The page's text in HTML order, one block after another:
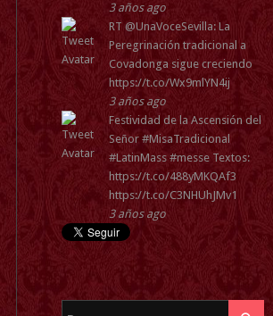
3 años ago
RT @UnaVoceSevilla: La
Peregrinación tradicional a
Covadonga sigue creciendo
https://t.co/Wx9mlYN4ij
3 años ago
Festividad de la Ascensión del
Señor #MisaTradicional
#LatinMass #messeTextos:
https://t.co/488yMKQAf3
https://t.co/C3NHUhJMv1
3 años ago